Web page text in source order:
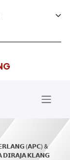
(𝗔𝗣𝗖) &
𝗗𝗜𝗥𝗔𝗝𝗔 𝗞𝗟𝗔𝗡𝗚